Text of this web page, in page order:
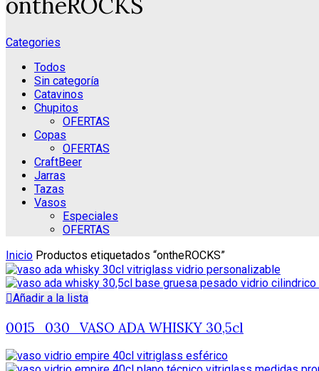
Categories
Todos
Sin categoría
Catavinos
Chupitos
OFERTAS
Copas
OFERTAS
CraftBeer
Jarras
Tazas
Vasos
Especiales
OFERTAS
Inicio Productos etiquetados “ontheROCKS”
Añadir a la lista
0015_030_VASO ADA WHISKY 30,5cl